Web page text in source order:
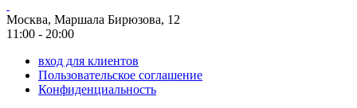
Москва, Маршала Бирюзова, 12
11:00 - 20:00
вход для клиентов
Пользовательское соглашение
Конфиденциальность